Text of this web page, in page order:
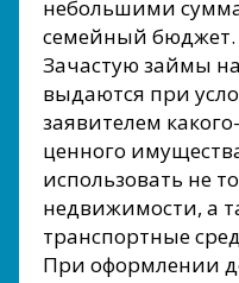
небольшими
семейный бюджет.
Зачастую займы
выдаются при
заявителем
ценного
использовать не
недвижимости, а
транспортные
При оформлении